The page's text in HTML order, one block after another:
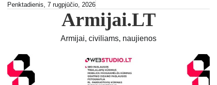
SkipPenktadienis, 7 rugpjūčio, 2026
Armijai.LT
Armijai, civiliams, naujienos